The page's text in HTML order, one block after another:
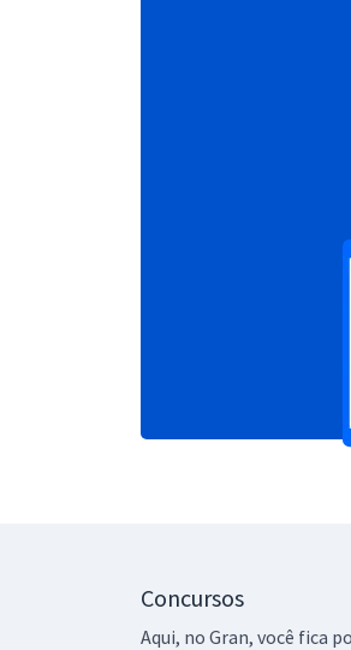
Concursos
Aqui, no Gran, você fica